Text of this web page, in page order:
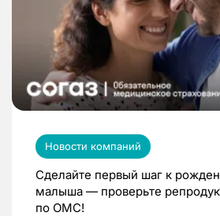
Новости компаний
Сделайте первый шаг к
малыша — проверьте
по ОМС!